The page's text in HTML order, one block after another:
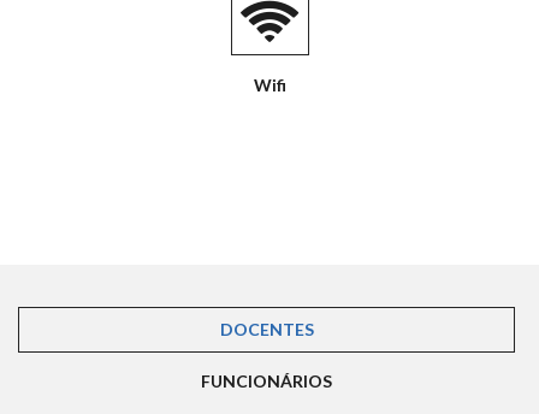
Wifi
DOCENTES(ABA ATIVA)
FUNCIONÁRIOS